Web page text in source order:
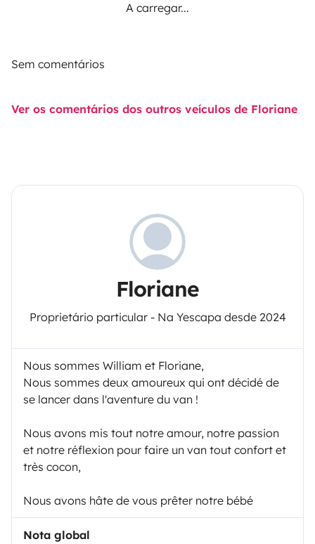
A carregar...
Sem comentários
Ver os comentários dos outros veículos de Floriane
Floriane
Proprietário particular - Na Yescapa desde 2024
Nous sommes William et Floriane,
Nous sommes deux amoureux qui ont décidé de
se lancer dans l'aventure du van !
Nous avons mis tout notre amour, notre passion
et notre réflexion pour faire un van tout confort et
très cocon,
Nous avons hâte de vous prêter notre bébé
Nota global